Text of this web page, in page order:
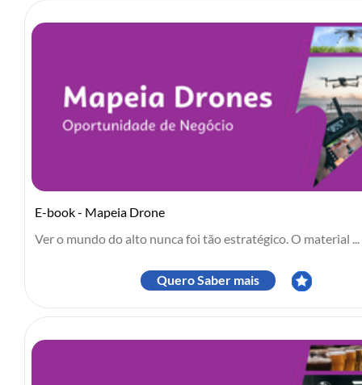
E-book - Mapeia Drone
Ver o mundo do alto nunca foi tão estratégico. O material ...
Quero Saber mais